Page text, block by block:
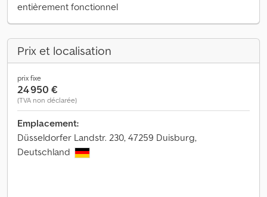
entièrement fonctionnel
Prix et localisation
prix fixe
24 950 €
(TVA non déclarée)
Emplacement:
Düsseldorfer Landstr. 230, 47259 Duisburg,
Deutschland